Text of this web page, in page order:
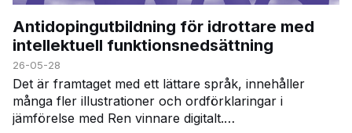
Antidopingutbildning för idrottare med
intellektuell funktionsnedsättning
26-05-28
Det är framtaget med ett lättare språk, innehåller
många fler illustrationer och ordförklaringar i
jämförelse med Ren vinnare digitalt.